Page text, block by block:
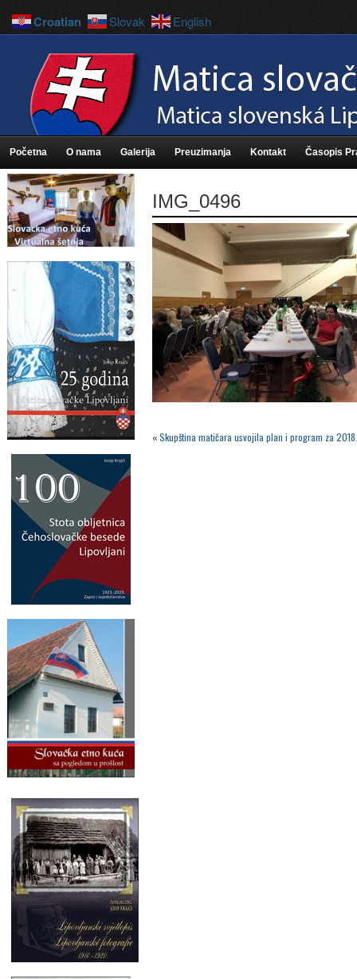
Početna O nama Galerija Preuzimanja Kontakt Časopis
IMG_0496
«Skupština matičara usvojila plan i program za
Croatian Slovak English